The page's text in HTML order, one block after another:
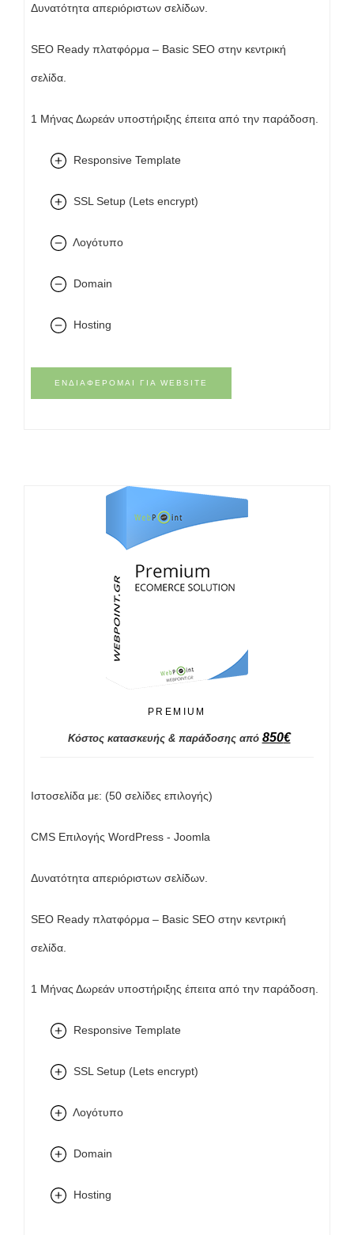
Δυνατότητα απεριόριστων σελίδων.
SEO Ready πλατφόρμα – Basic SEO στην κεντρική
σελίδα.
1 Μήνας Δωρεάν υποστήριξης έπειτα από την παράδοση.
Responsive Template
SSL Setup (Lets encrypt)
Λογότυπο
Domain
Hosting
ΕΝΔΙΑΦΈΡΟΜΑΙ ΓΙΑ WEBSITE
PREMIUM
Κόστος κατασκευής & παράδοσης από 850€
Ιστοσελίδα με: (50 σελίδες επιλογής)
CMS Επιλογής WordPress - Joomla
Δυνατότητα απεριόριστων σελίδων.
SEO Ready πλατφόρμα – Basic SEO στην κεντρική
σελίδα.
1 Μήνας Δωρεάν υποστήριξης έπειτα από την παράδοση.
Responsive Template
SSL Setup (Lets encrypt)
Λογότυπο
Domain
Hosting